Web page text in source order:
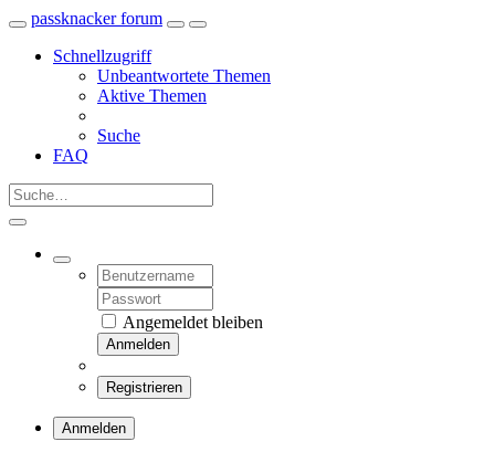
passknacker forum
Schnellzugriff
Unbeantwortete Themen
Aktive Themen
Suche
FAQ
Angemeldet bleiben
Anmelden
Registrieren
Anmelden